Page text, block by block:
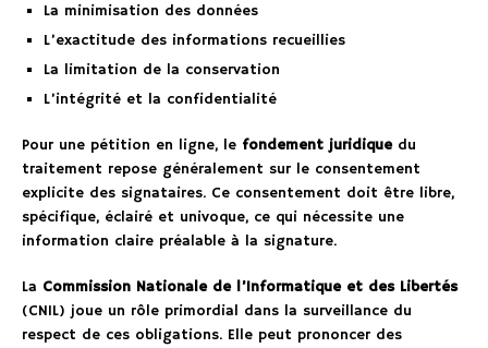
La minimisation des données
L’exactitude des informations recueillies
La limitation de la conservation
L’intégrité et la confidentialité
Pour une pétition en ligne, le fondement juridiquedu
traitement repose généralement sur le consentement
explicite des signataires. Ce consentement doit être libre,
spécifique, éclairé et univoque, ce qui nécessite une
information claire préalable à la signature.
La Commission Nationale de l’Informatique et des Libertés
(CNIL) joue un rôle primordial dans la surveillance du
respect de ces obligations. Elle peut prononcer des